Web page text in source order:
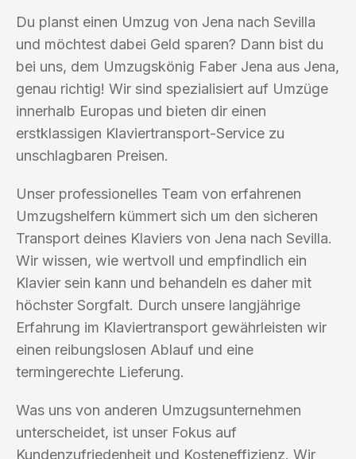
Du planst einen Umzug von Jena nach Sevilla
und möchtest dabei Geld sparen? Dann bist du
bei uns, dem Umzugskönig Faber Jena aus Jena,
genau richtig! Wir sind spezialisiert auf Umzüge
innerhalb Europas und bieten dir einen
erstklassigen Klaviertransport-Service zu
unschlagbaren Preisen.
Unser professionelles Team von erfahrenen
Umzugshelfern kümmert sich um den sicheren
Transport deines Klaviers von Jena nach Sevilla.
Wir wissen, wie wertvoll und empfindlich ein
Klavier sein kann und behandeln es daher mit
höchster Sorgfalt. Durch unsere langjährige
Erfahrung im Klaviertransport gewährleisten wir
einen reibungslosen Ablauf und eine
termingerechte Lieferung.
Was uns von anderen Umzugsunternehmen
unterscheidet, ist unser Fokus auf
Kundenzufriedenheit und Kosteneffizienz. Wir